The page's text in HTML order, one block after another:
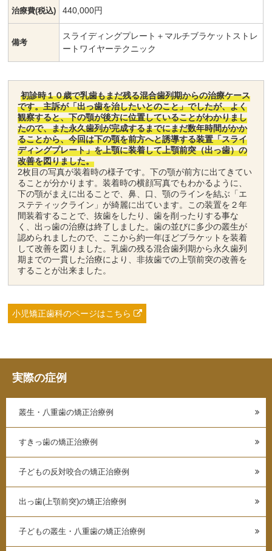
治療費(税込) 440,000円
備考
スライディングプレート＋マルチブラケットストレ
ートワイヤーテクニック
初診時１０歳で乳歯もまだ残る混合歯列期からの治療ケース
です。 主訴が「出っ歯を治したいとのこと」でしたが、よく
観察すると、下の顎が後方に位置していることがわかりまし
たので、また永久歯列が完成するまでにまだ数年時間がかか
ることから、今回は下の顎を前方へと誘導する装置「スライ
ディングプレート」を上顎に装着して上顎前突（出っ歯）の
改善を図りました。
2枚目の写真が装着時の様子です。下の顎が前方に出てきてい
ることが分かります。 装着時の横顔写真でもわかるように、
下の顎がまえに出ることで、鼻、口、顎のラインを結ぶ「エ
ステティックライン」が綺麗に出ています。 この装置を２年
間装着することで、抜歯をしたり、歯を削ったりする事な
く、出っ歯の治療は終了しました。 歯の並びに多少の叢生が
認められましたので、ここから約一年ほどブラケットを装着
して改善を図りました。 乳歯の残る混合歯列期から永久歯列
期までの一貫した治療により、非抜歯での上顎前突の改善を
することが出来ました。
小児矯正歯科のページはこちら
実際の症例
叢生・八重歯の矯正治療例
すきっ歯の矯正治療例
子どもの反対咬合の矯正治療例
出っ歯(上顎前突)の矯正治療例
子どもの叢生・八重歯の矯正治療例